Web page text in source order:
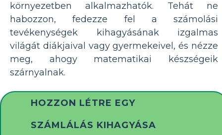
környezetben alkalmazhatók. Tehát ne
habozzon, fedezze fel a számolási
tevékenységek kihagyásának izgalmas
világát diákjaival vagy gyermekeivel, és nézze
meg, ahogy matematikai készségeik
szárnyalnak.
HOZZON LÉTRE EGY
SZÁMLÁLÁS KIHAGYÁSA